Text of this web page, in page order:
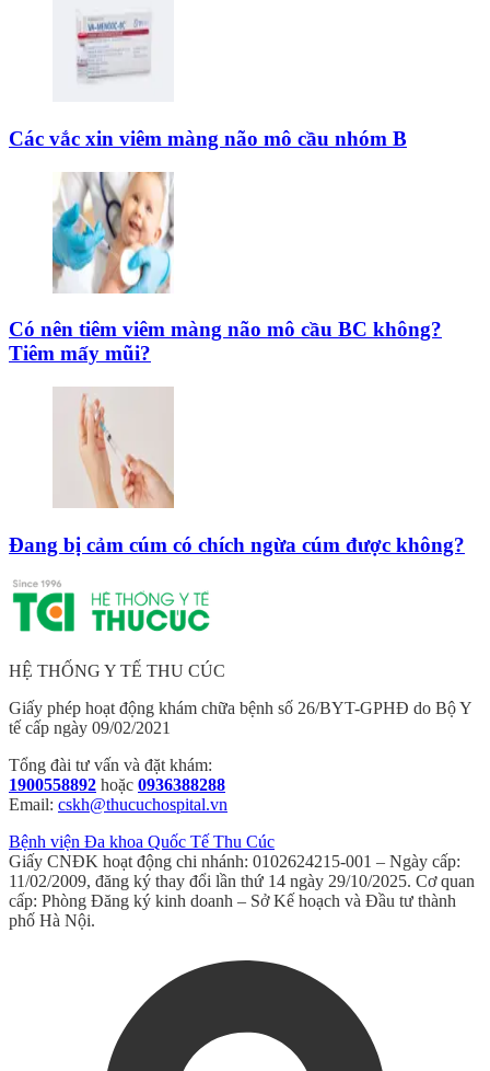
Các vắc xin viêm màng não mô cầu nhóm B
Có nên tiêm viêm màng não mô cầu BC không?
Tiêm mấy mũi?
Đang bị cảm cúm có chích ngừa cúm được không?
HỆ THỐNG Y TẾ THU CÚC
Giấy phép hoạt động khám chữa bệnh số 26/BYT-GPHĐ do Bộ Y
tế cấp ngày 09/02/2021
Tổng đài tư vấn và đặt khám:
1900558892 hoặc 0936388288
Email: cskh@thucuchospital.vn
Bệnh viện Đa khoa Quốc Tế Thu Cúc
Giấy CNĐK hoạt động chi nhánh: 0102624215-001 – Ngày cấp:
11/02/2009, đăng ký thay đổi lần thứ 14 ngày 29/10/2025. Cơ quan
cấp: Phòng Đăng ký kinh doanh – Sở Kế hoạch và Đầu tư thành
phố Hà Nội.